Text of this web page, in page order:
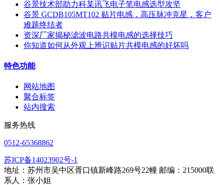
谷景技术部助力科某讯飞电子笔电感选型攻坚
谷景 GCDB105MT102 贴片电感，高压脉冲克星，客户
难题终结者
资深厂家揭秘滤波电路共模电感的选择技巧
你知道如何从外观上辨识贴片共模电感的好坏吗
特色功能
网站地图
聚合标签
站内搜索
服务热线
0512-65368862
苏ICP备14023902号-1
地址：苏州市吴中区胥口镇新峰路269号22幢 邮编：215000联
系人：张小姐